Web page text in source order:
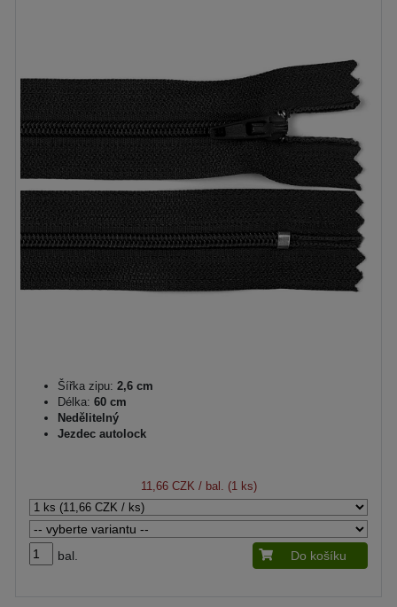
Šířka zipu: 2,6 cm
Délka: 60 cm
Nedělitelný
Jezdec autolock
11,66 CZK / bal. (1 ks)
bal. Do košíku